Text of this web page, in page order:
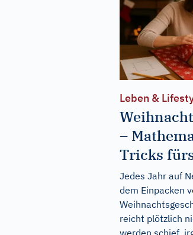
Leben &
–
Tricks
Jedes Jahr auf
dem Einpacken
reicht plötzlich
werden schief,